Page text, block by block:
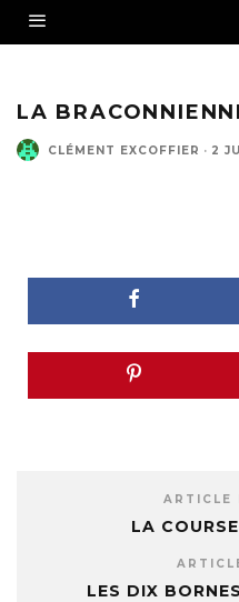
LA
CLÉMENT EXCOFFIER · 2
ARTICLE
LA
LES DIX